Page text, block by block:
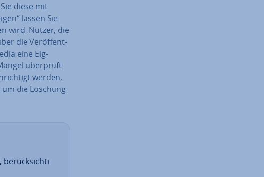
diese mit
lassen Sie
wird. Nutzer, die
die Ver­öf­fent­
eine Eig­
überprüft
werden,
die Löschung
be­rück­sich­ti­